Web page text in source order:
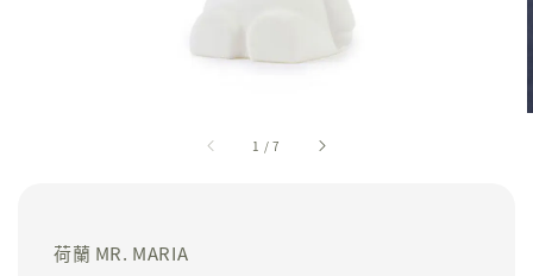
1 /7
荷蘭 MR. MARIA